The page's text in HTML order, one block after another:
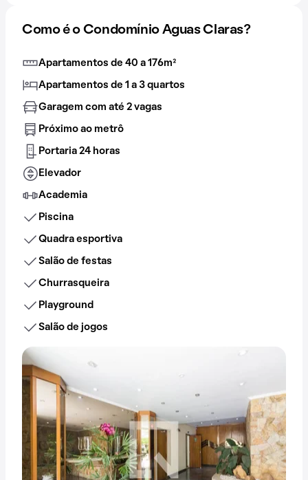
Como é o Condomínio Aguas Claras?
Apartamentos de 40 a 176m²
Apartamentos de 1 a 3 quartos
Garagem com até 2 vagas
Próximo ao metrô
Portaria 24 horas
Elevador
Academia
Piscina
Quadra esportiva
Salão de festas
Churrasqueira
Playground
Salão de jogos